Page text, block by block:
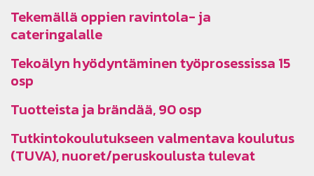
Tekemällä oppien ravintola- ja
cateringalalle
Tekoälyn hyödyntäminen työprosessissa 15
osp
Tuotteista ja brändää, 90 osp
Tutkintokoulutukseen valmentava koulutus
(TUVA), nuoret/peruskoulusta tulevat